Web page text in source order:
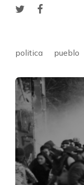
politica pueblo